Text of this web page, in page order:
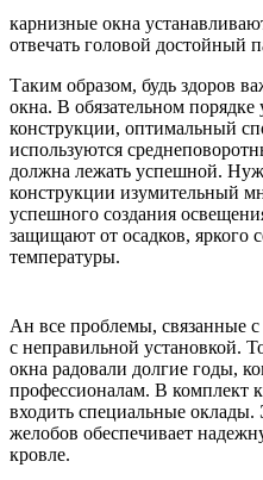
карнизные окна
отвечать головой достойный
Таким образом, будь здоров
окна. В обязательном
конструкции, оптимальный
используются
должна лежать успешной.
конструкции изумительный
успешного создания
защищают от осадков, яркого
температуры.
Ан все проблемы, связанные
с неправильной установкой.
окна радовали долгие годы,
профессионалам. В комплект
входить специальные
желобов обеспечивает
кровле.